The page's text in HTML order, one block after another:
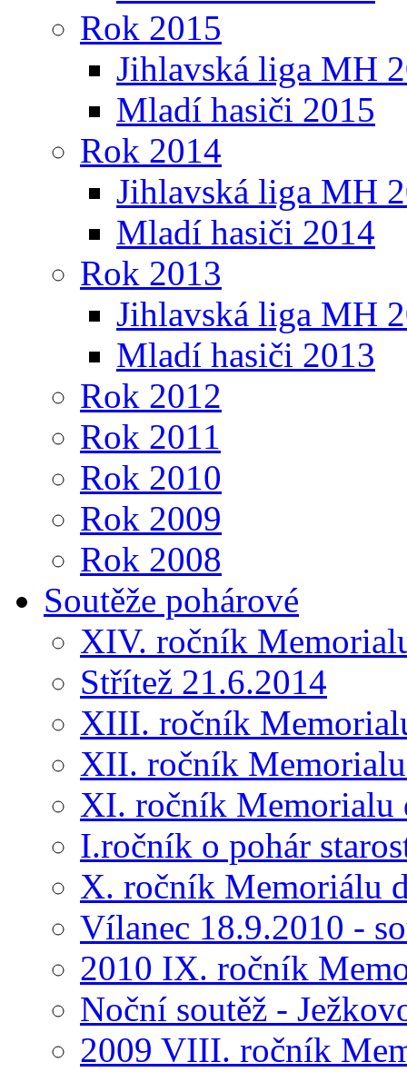
Rok 2015
Jihlavská liga MH
Mladí hasiči 2015
Rok 2014
Jihlavská liga MH
Mladí hasiči 2014
Rok 2013
Jihlavská liga MH
Mladí hasiči 2013
Rok 2012
Rok 2011
Rok 2010
Rok 2009
Rok 2008
Soutěže pohárové
XIV. ročník
Střítež 21.6.2014
XIII. ročník
XII. ročník
XI. ročník Memorialu
I.ročník o pohár
X. ročník Memoriálu
Vílanec 18.9.2010 -
2010 IX. ročník
Noční soutěž -
2009 VIII. ročník